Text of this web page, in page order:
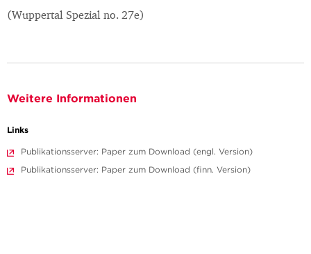
(Wuppertal Spezial no. 27e)
Weitere Informationen
Links
Publikationsserver: Paper zum Download (engl. Version)
Publikationsserver: Paper zum Download (finn. Version)